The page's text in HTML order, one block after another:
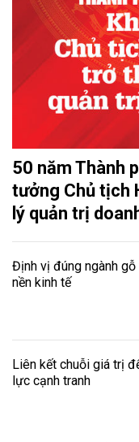
50 năm Thành
tưởng Chủ tịch
lý quản trị
Định vị đúng ngành
nền kinh tế
Liên kết chuỗi giá trị
lực cạnh tranh